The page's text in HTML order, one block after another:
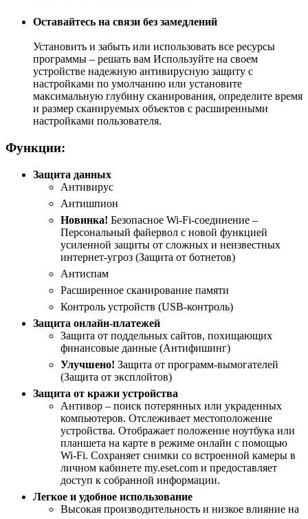
Оставайтесь на связи без замедлений
Установить и забыть или использовать все ресурсы
программы – решать вам Используйте на своем
устройстве надежную антивирусную защиту с
настройками по умолчанию или установите
максимальную глубину сканирования, определите время
и размер сканируемых объектов с расширенными
настройками пользователя.
Функции:
Защита данных
Антивирус
Антишпион
Новинка! Безопасное Wi-Fi-соединение –
Персональный файервол с новой функцией
усиленной защиты от сложных и неизвестных
интернет-угроз (Защита от ботнетов)
Антиспам
Расширенное сканирование памяти
Контроль устройств (USB-контроль)
Защита онлайн-платежей
Защита от поддельных сайтов, похищающих
финансовые данные (Антифишинг)
Улучшено! Защита от программ-вымогателей
(Защита от эксплойтов)
Защита от кражи устройства
Антивор – поиск потерянных или украденных
компьютеров. Отслеживает местоположение
устройства. Отображает положение ноутбука или
планшета на карте в режиме онлайн с помощью
Wi-Fi. Сохраняет снимки со встроенной камеры в
личном кабинете my.eset.com и предоставляет
доступ к собранной информации.
Легкое и удобное использование
Высокая производительность и низкое влияние на